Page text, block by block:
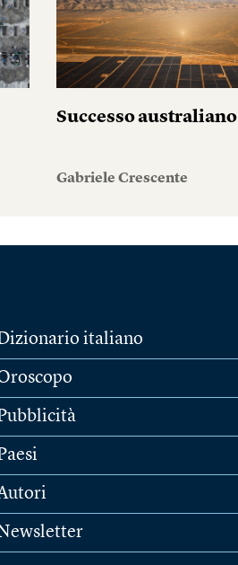
Successo australiano
Gabriele Crescente
italiano